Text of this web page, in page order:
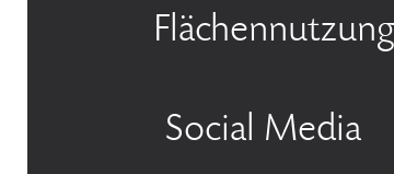
Social Media